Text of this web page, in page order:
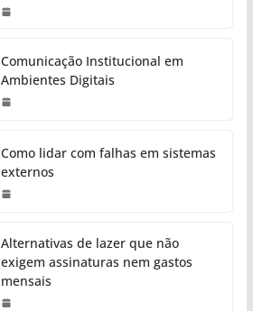
Comunicação Institucional em
Ambientes Digitais
Como lidar com falhas em sistemas
externos
Alternativas de lazer que não
exigem assinaturas nem gastos
mensais